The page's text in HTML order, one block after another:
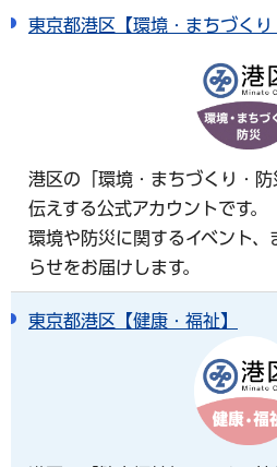
東京都港区【環境・まちづくり
港区の「環境・まちづくり・
伝えする公式アカウントです。
環境や防災に関するイベント、
らせをお届けします。
東京都港区【健康・福祉】